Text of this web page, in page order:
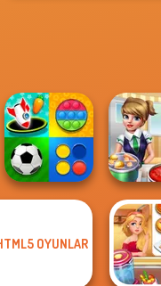
Mind Games for
Cooking
OYUNLAR